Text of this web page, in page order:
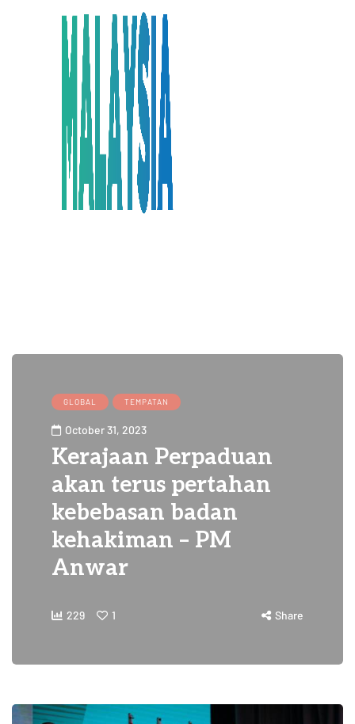
GLOBAL TEMPATAN
October 31, 2023
Kerajaan Perpaduan
akan terus pertahan
kebebasan badan
kehakiman – PM
Anwar
229 1 Share